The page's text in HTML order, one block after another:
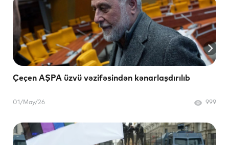
Çeçen AŞPA üzvü vəzifəsindən kənarlaşdırılıb
01/May/26 999